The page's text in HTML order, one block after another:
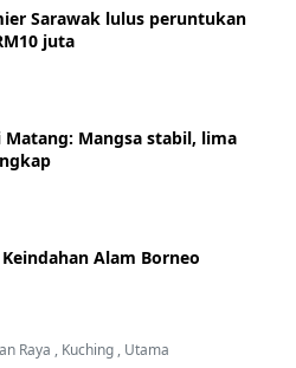
Sarawak lulus peruntukan
juta
Matang: Mangsa stabil, lima
Alam Borneo
Raya , Kuching , Utama